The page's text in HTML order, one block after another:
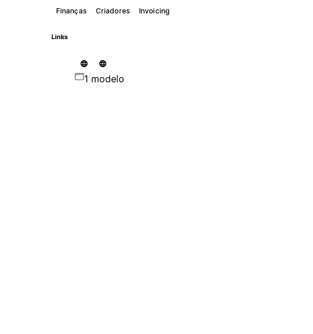
Finanças Criadores Invoicing
Links
1 modelo